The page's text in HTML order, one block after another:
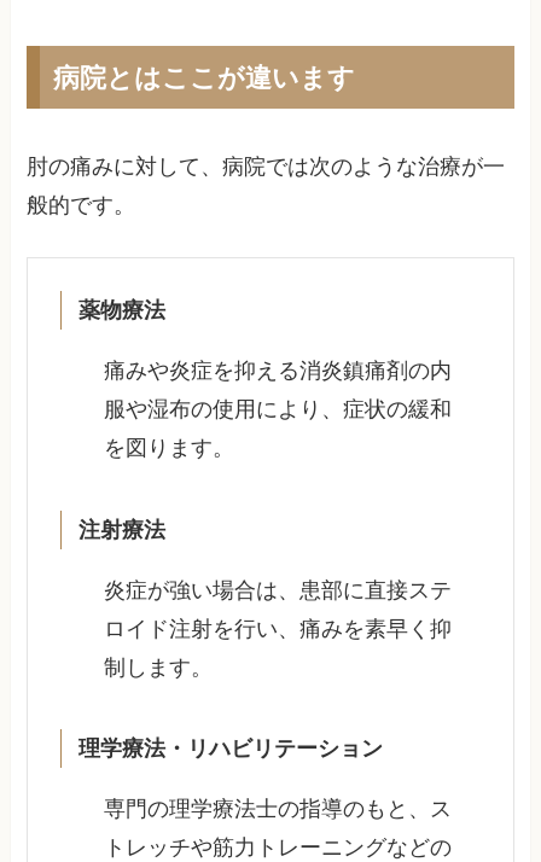
病院とはここが違います
肘の痛みに対して、病院では次のような治療が一
般的です。
薬物療法
痛みや炎症を抑える消炎鎮痛剤の内
服や湿布の使用により、症状の緩和
を図ります。
注射療法
炎症が強い場合は、患部に直接ステ
ロイド注射を行い、痛みを素早く抑
制します。
理学療法・リハビリテーション
専門の理学療法士の指導のもと、ス
トレッチや筋力トレーニングなどの